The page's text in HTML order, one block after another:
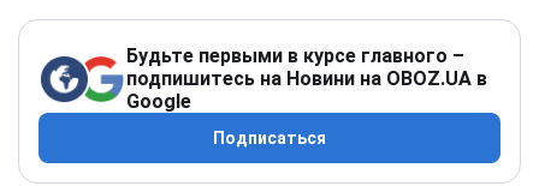
Будьте первыми в курсе главного –
подпишитесь на Новини на OBOZ.UA в
Google
Подписаться